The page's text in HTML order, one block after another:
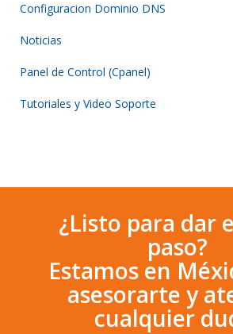
Configuracion Dominio DNS
Noticias
Panel de Control (Cpanel)
Tutoriales y Video Soporte
¿Listo para dar
paso?
Estamos en
asesorarte y
cualquier